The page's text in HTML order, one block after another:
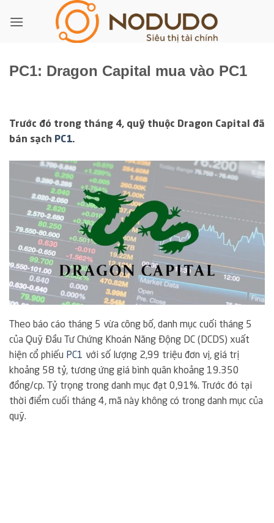
qua
PC1: Dragon Capital mua vào PC1
Trước đó trong tháng 4, quỹ thuộc Dragon Capital đã
bán sạch PC1.
Theo báo cáo tháng 5 vừa công bố, danh mục cuối tháng 5
của Quỹ Đầu Tư Chứng Khoán Năng Động DC (DCDS) xuất
hiện cổ phiếu PC1 với số lượng 2,99 triệu đơn vị, giá trị
khoảng 58 tỷ, tương ứng giá bình quân khoảng 19.350
đồng/cp. Tỷ trọng trong danh mục đạt 0,91%. Trước đó tại
thời điểm cuối tháng 4, mã này không có trong danh mục của
quỹ.